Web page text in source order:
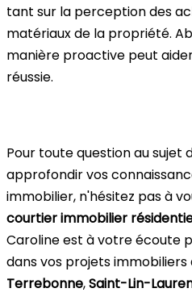
tant sur la perception des
matériaux de la propriété.
manière proactive peut
réussie.
Pour toute question au sujet
approfondir vos
immobilier, n'hésitez pas à
courtier immobilier
Caroline est à votre écoute
dans vos projets immobiliers
Terrebonne,Saint-Lin-